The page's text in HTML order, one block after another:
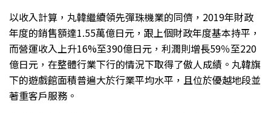
以收入計算，丸韓繼續領先彈珠機業的同儕，2019年財政
年度的銷售額達1.55萬億日元，跟上個財政年度基本持平，
而營運收入上升16%至390億日元，利潤則增長59％至220
億日元，在整體行業下行的情況下取得了傲人成績。丸韓旗
下的遊戲館面積普遍大於行業平均水平，且位於優越地段並
著重客戶服務。